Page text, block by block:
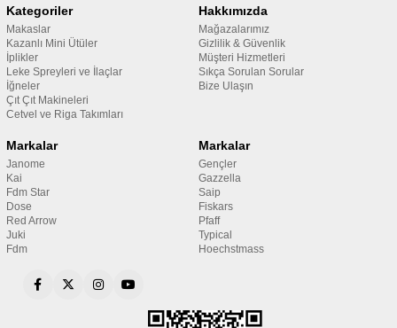
Kategoriler
Makaslar
Kazanlı Mini Ütüler
İplikler
Leke Spreyleri ve İlaçlar
İğneler
Çıt Çıt Makineleri
Cetvel ve Riga Takımları
Hakkımızda
Mağazalarımız
Gizlilik & Güvenlik
Müşteri Hizmetleri
Sıkça Sorulan Sorular
Bize Ulaşın
Markalar
Janome
Kai
Fdm Star
Dose
Red Arrow
Juki
Fdm
Markalar
Gençler
Gazzella
Saip
Fiskars
Pfaff
Typical
Hoechstmass